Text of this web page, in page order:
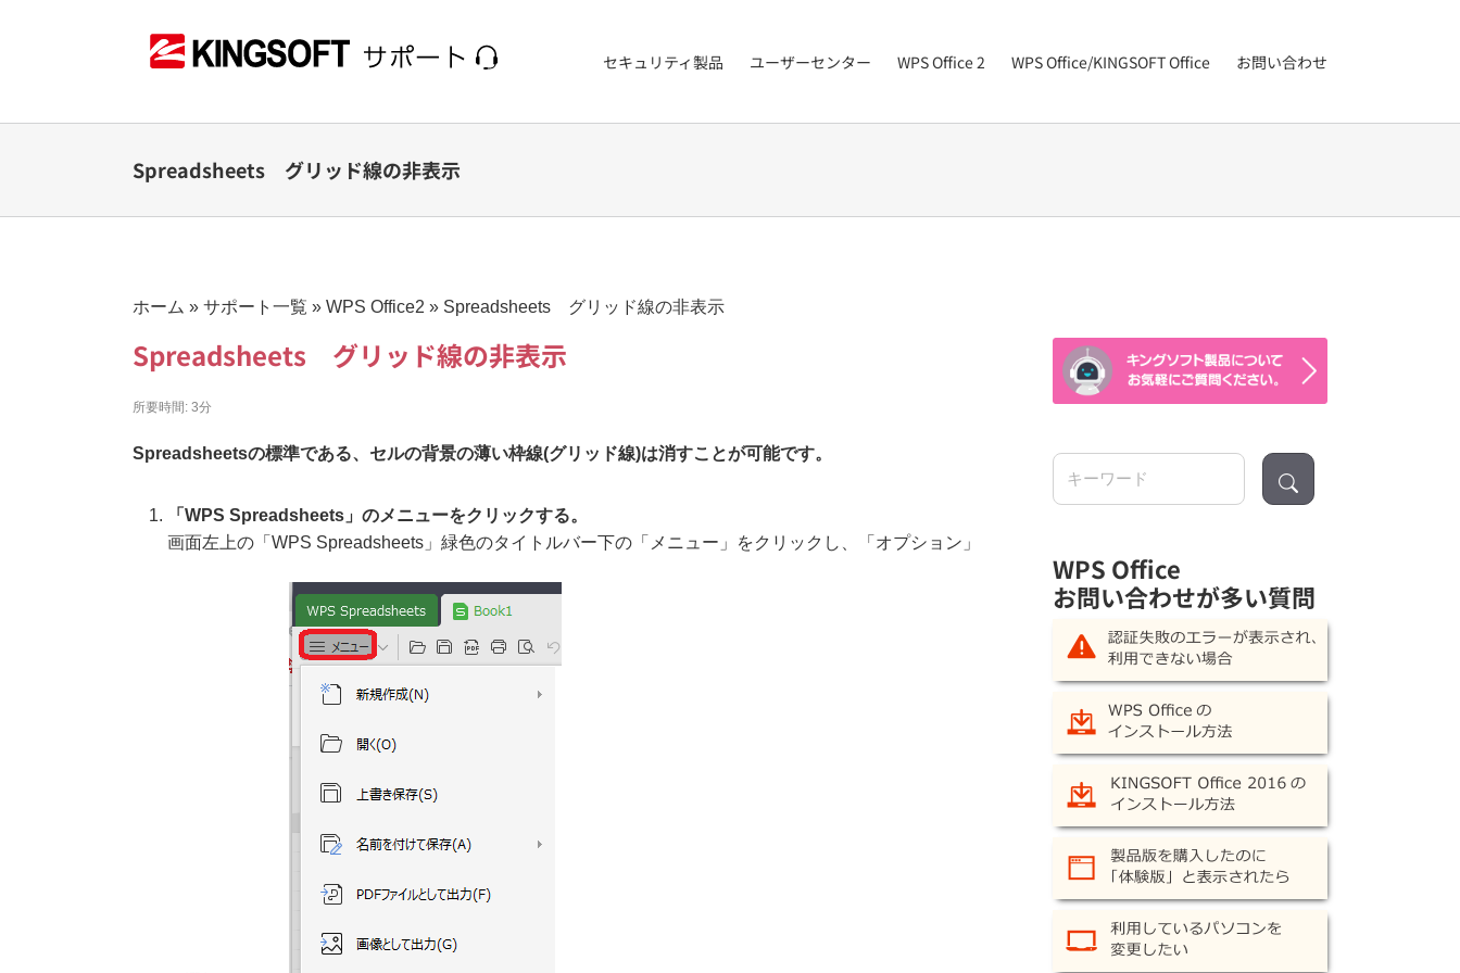
セキュリティ製品 ユーザーセンター WPS Office 2 WPS Office/KINGSOFT Office お問い合わせ
Spreadsheets グリッド線の非表示
ホーム » サポート一覧 » WPS Office2 » Spreadsheets グリッド線の非表示
Spreadsheets グリッド線の非表示
所要時間: 3分
Spreadsheetsの標準である、セルの背景の薄い枠線(グリッド線)は消すことが可能です。
「WPS Spreadsheets」のメニューをクリックする。
画面左上の「WPS Spreadsheets」緑色のタイトルバー下の「メニュー」をクリックし、「オプション」
検
WPS Office
お問い合わせが多い質問